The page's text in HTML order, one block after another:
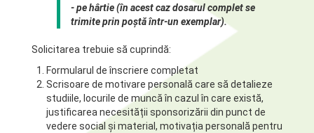
- pe hârtie (în acest caz dosarul complet se
trimite prin poștă într-un exemplar).
Solicitarea trebuie să cuprindă:
Formularul de înscriere completat
Scrisoare de motivare personală care să detalieze
studiile, locurile de muncă în cazul în care există,
justificarea necesității sponsorizării din punct de
vedere social și material, motivația personală pentru